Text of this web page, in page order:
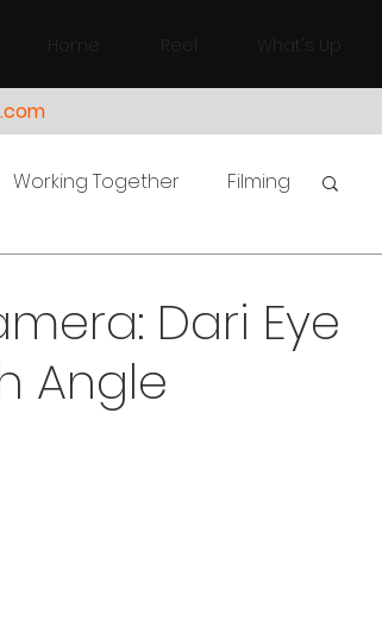
Home Reel What's Up
Working Together Filming
Dari Eye
Angle